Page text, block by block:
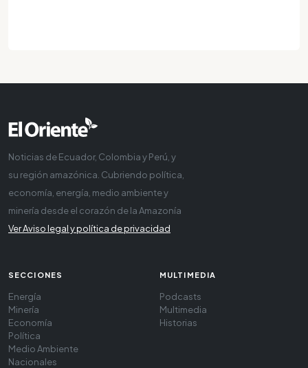
Noticias de Ecuador, Colombia y Perú, y
su región amazónica. Cubriendo política,
economía, energía, medio ambiente y
minería desde el corazón de la Amazonía
Ver Aviso legal y política de privacidad
SECCIONES
Energía
Minería
Economía
Política
Medio Ambiente
Nacionales
MULTIMEDIA
Podcasts
Multimedia
Historias